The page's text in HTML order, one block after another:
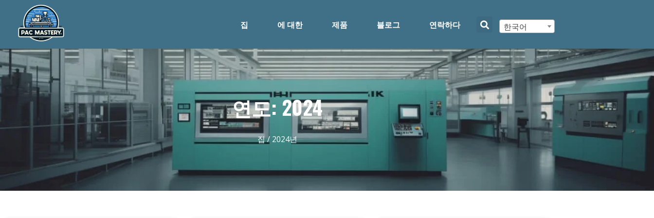
집 에 대한 제품 블로그 연락하다 한국어
연도: 2024
집/ 2024년